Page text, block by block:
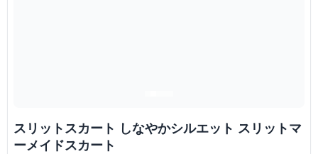
スリットスカート しなやかシルエット スリットマ
ーメイドスカート